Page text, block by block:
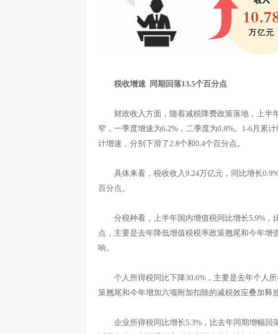
税收增速 同期回落13.5个百分点
财政收入方面，随着减税降费政策落地，上半
窄，一季度增速为6.2%，二季度为0.8%。1-6月累
计增速，分别下滑了2.8个和0.4个百分点。
具体来看，税收收入9.24万亿元，同比增长
百分点。
分税种看，上半年国内增值税同比增长5.9%，
点，主要是去年降低增值税税率政策翘尾和今年增
响。
个人所得税同比下降30.6%，主要是去年个人
策翘尾和今年增加六项附加扣除的减税效应叠加释放
企业所得税同比增长5.3%，比去年同期增幅回